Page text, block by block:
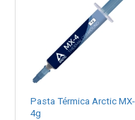
Pasta Térmica Arctic
4g